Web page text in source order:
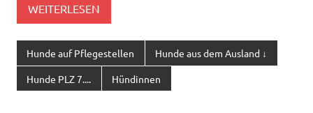
WEITERLESEN
Hunde auf Pflegestellen Hunde aus dem Ausland ↓
Hunde PLZ 7.... Hündinnen